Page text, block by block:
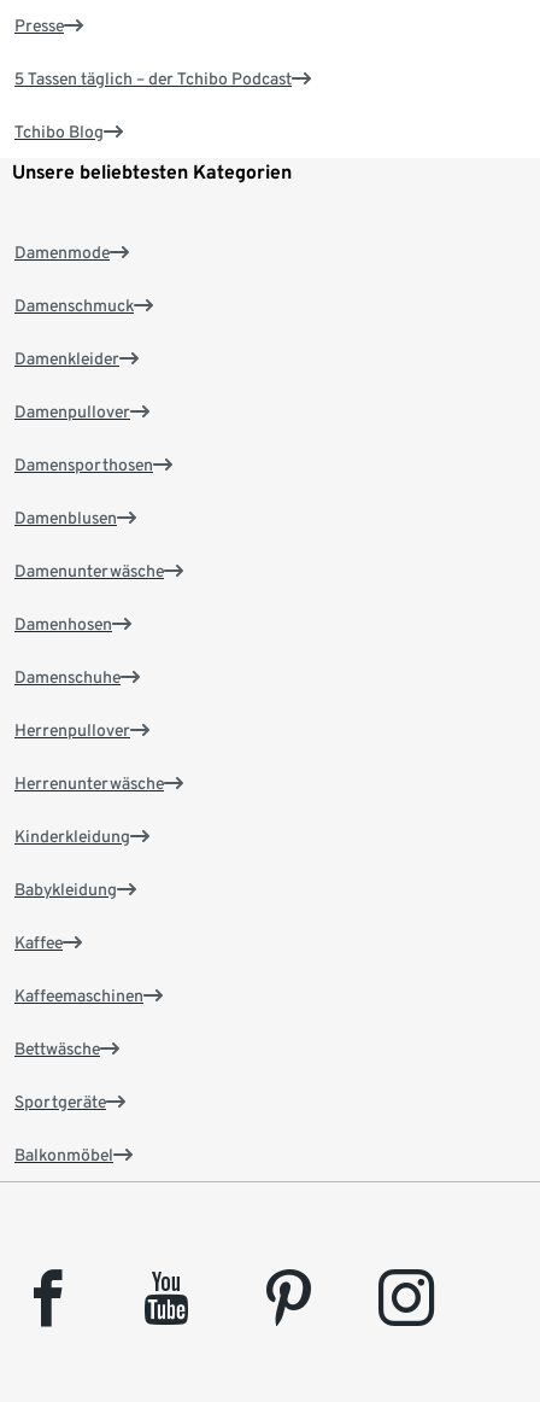
Presse
5 Tassen täglich – der Tchibo Podcast
Tchibo Blog
Unsere beliebtesten Kategorien
Damenmode
Damenschmuck
Damenkleider
Damenpullover
Damensporthosen
Damenblusen
Damenunterwäsche
Damenhosen
Damenschuhe
Herrenpullover
Herrenunterwäsche
Kinderkleidung
Babykleidung
Kaffee
Kaffeemaschinen
Bettwäsche
Sportgeräte
Balkonmöbel
facebook youtube pinterest instagram